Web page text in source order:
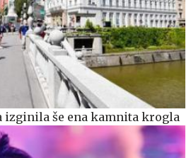
izginila še ena kamnita krogla